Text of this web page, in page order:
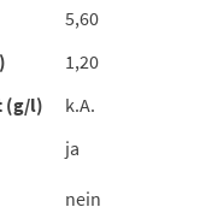
5,60
1,20
(g/l)
k.A.
ja
nein